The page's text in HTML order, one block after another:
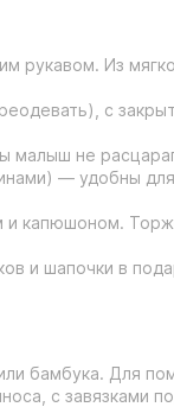
рукавом. Из
с
малыш не
— удобны
и капюшоном.
и шапочки в
бамбука. Для
с завязками